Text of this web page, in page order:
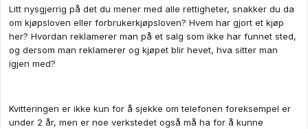
Litt nysgjerrig på det du mener med alle rettigheter, snakker du da
om kjøpsloven eller forbrukerkjøpsloven? Hvem har gjort et kjøp
her? Hvordan reklamerer man på et salg som ikke har funnet sted,
og dersom man reklamerer og kjøpet blir hevet, hva sitter man
igjen med?
Kvitteringen er ikke kun for å sjekke om telefonen foreksempel er
under 2 år, men er noe verkstedet også må ha for å kunne